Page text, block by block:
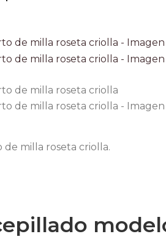
milla roseta criolla.